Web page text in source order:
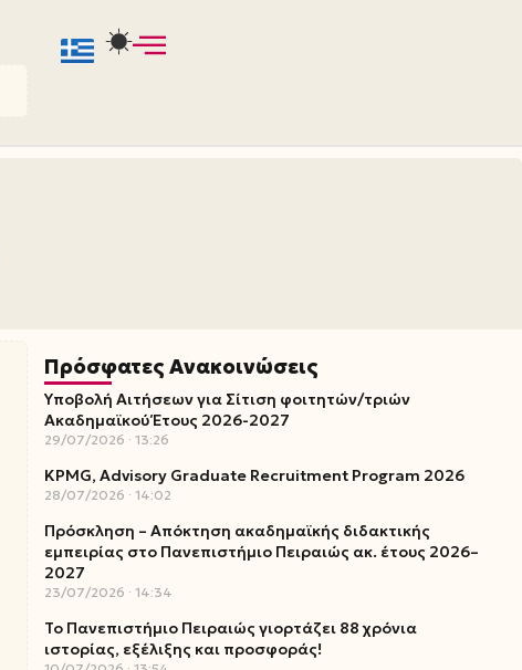
Πρόσφατες Ανακοινώσεις
Υποβολή Αιτήσεων για Σίτιση φοιτητών/τριών
Ακαδημαϊκού Έτους 2026-2027
29/07/2026 13:26
KPMG, Advisory Graduate Recruitment Program 2026
28/07/2026 14:02
Πρόσκληση – Απόκτηση ακαδημαϊκής διδακτικής
εμπειρίας στο Πανεπιστήμιο Πειραιώς ακ. έτους 2026–
2027
23/07/2026 14:34
Το Πανεπιστήμιο Πειραιώς γιορτάζει 88 χρόνια
ιστορίας, εξέλιξης και προσφοράς!